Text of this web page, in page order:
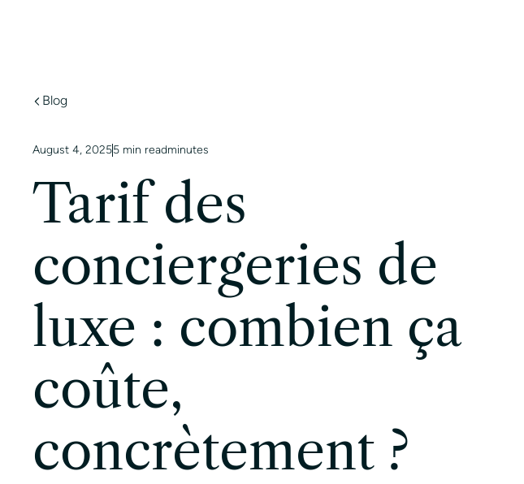
Blog
August 4, 20255 min readminutes
Tarif des
conciergeries de
luxe : combien ça
coûte,
concrètement ?